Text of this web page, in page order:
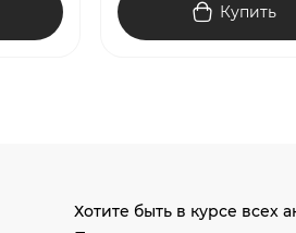
Купить
Хотите быть в курсе всех